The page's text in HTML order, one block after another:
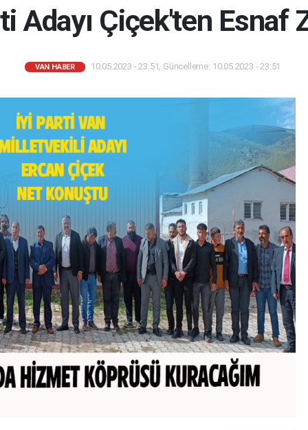
Adayı Çiçek'ten Esnaf
VAN HABER 10.05.2023 - 23:51, Güncelleme: 10.05.2023 - 23:51